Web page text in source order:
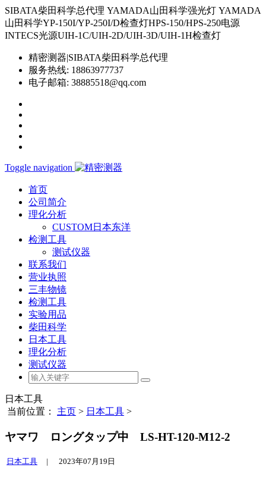
SIBATA柴田科学总代理 YAMADA山田科学强光灯 YAMADA
山田科学YP-150I/YP-250I/D检查灯HPS-150/HPS-250电源
INTECS光源UIH-1C/UIH-2D/UIH-3D/UIH-1H检查灯
精密测器|SIBATA柴田科学总代理
服务热线: 18863977737
电子邮箱: 38885518@qq.com
Toggle navigation
首页
公司简介
理化分析
CUSTOM日本东洋
检测工具
测试仪器
联系我们
营业执照
三丰物镜
检测工具
实验用品
柴田科学
日本工具
理化分析
测试仪器
日本工具
当前位置： 主页 > 日本工具 >
ヤマワ ロングタップ中 LS-HT-120-M12-2
日本工具 | 2023年07月19日